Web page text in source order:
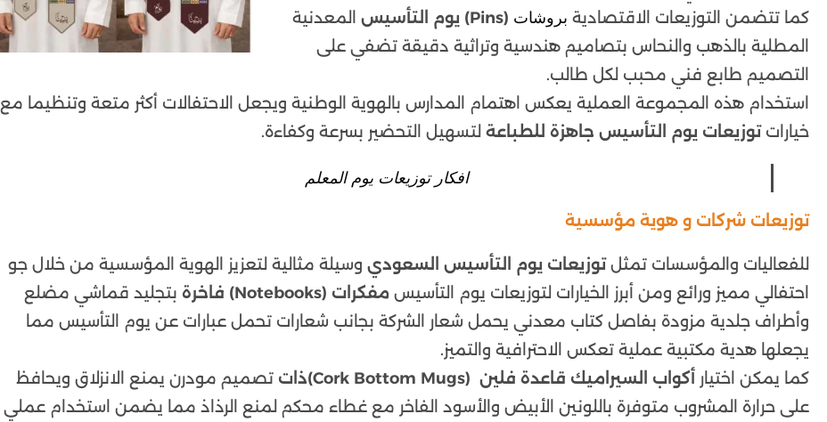
كما تتضمن التوزيعات الاقتصادية بروشات (Pins) يوم التأسيس
المعدنية
المطلية بالذهب والنحاس بتصاميم هندسية وتراثية دقيقة تضفي على
التصميم طابع فني محبب لكل طالب.
استخدام هذه المجموعة العملية يعكس اهتمام المدارس بالهوية الوطنية ويجعل الاحتفالات أكثر متعة وتنظيما مع
خياراتتوزيعات يوم التأسيس جاهزة للطباعة لتسهيل التحضير بسرعة وكفاءة.
افكار توزيعات يوم المعلم
توزيعات شركات و هوية مؤسسية
للفعاليات والمؤسسات تمثلتوزيعات يوم التأسيس السعودي وسيلة مثالية لتعزيز الهوية المؤسسية من خلال جو
احتفالي مميز ورائع ومن أبرز الخيارات لتوزيعات يوم التأسيس مفكرات (Notebooks) فاخرة
بتجليد قماشي مضلع
وأطراف جلدية مزودة بفاصل كتاب معدني يحمل شعار الشركة بجانب شعارات تحمل عبارات عن يوم التأسيس مما
يجعلها هدية مكتبية عملية تعكس الاحترافية والتميز.
كما يمكن اختيار أكواب السيراميك قاعدة فلين (Cork Bottom Mugs)ذات
تصميم مودرن يمنع الانزلاق ويحافظ
على حرارة المشروب متوفرة باللونين الأبيض والأسود الفاخر مع غطاء محكم لمنع الرذاذ مما يضمن استخدام عملي